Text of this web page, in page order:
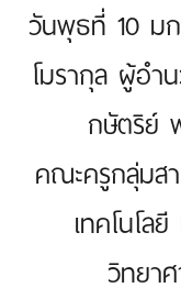
วันพุธที่ 10 ม
โมรากุล ผู้อำ
กษัตริย์
คณะครูกลุ่มสา
เทคโนโล
วิทยา